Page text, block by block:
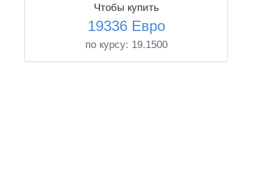
Чтобы купить
19336 Евро
по курсу: 19.1500